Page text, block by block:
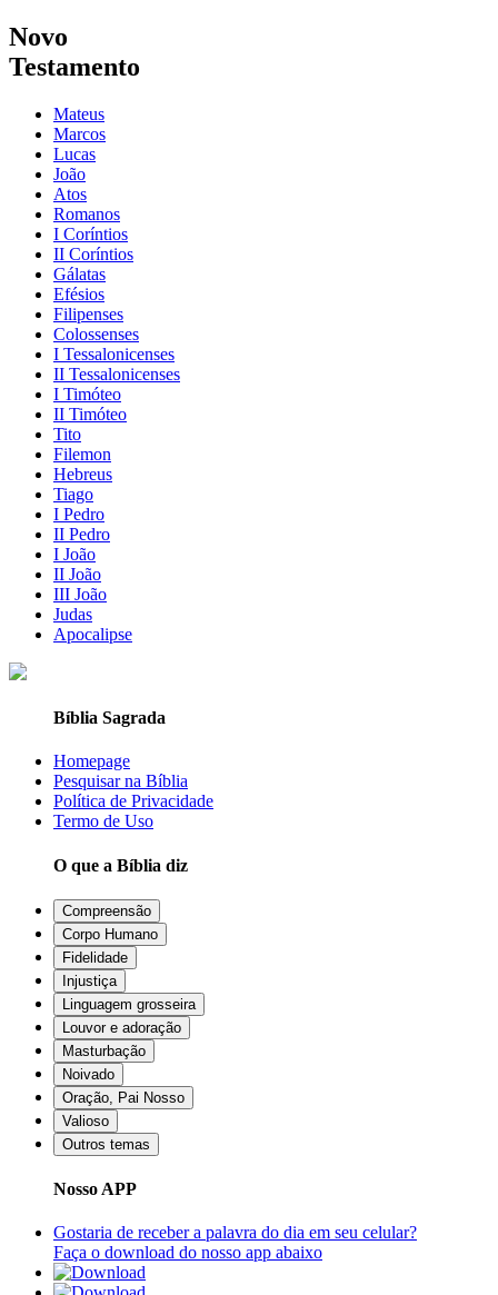
Novo
Testamento
Mateus
Marcos
Lucas
João
Atos
Romanos
I Coríntios
II Coríntios
Gálatas
Efésios
Filipenses
Colossenses
I Tessalonicenses
II Tessalonicenses
I Timóteo
II Timóteo
Tito
Filemon
Hebreus
Tiago
I Pedro
II Pedro
I João
II João
III João
Judas
Apocalipse
Bíblia Sagrada
Homepage
Pesquisar na Bíblia
Política de Privacidade
Termo de Uso
O que a Bíblia diz
Compreensão
Corpo Humano
Fidelidade
Injustiça
Linguagem grosseira
Louvor e adoração
Masturbação
Noivado
Oração, Pai Nosso
Valioso
Outros temas
Nosso APP
Gostaria de receber a palavra do dia em seu celular?
Faça o download do nosso app abaixo